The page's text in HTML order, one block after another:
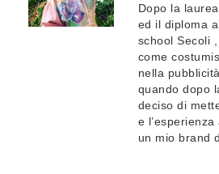
Dopo la
ed il diploma
school Secoli
come
nella
quando dopo
deciso di
e
un mio brand